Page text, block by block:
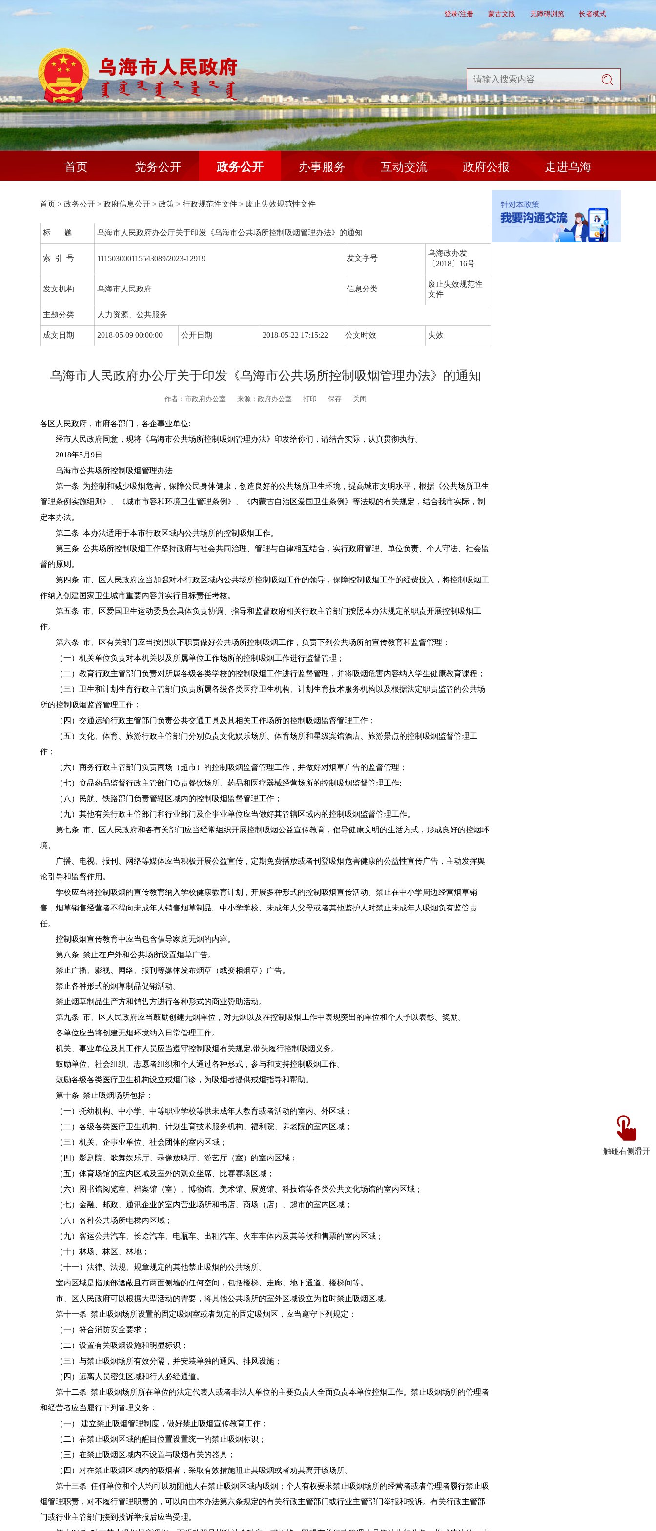
登录/注册 蒙古文版 无障碍浏览 长者模式
首页 党务公开 政务公开 办事服务 互动交流 政府公报 走进乌海
触碰右侧滑开
首页 > 政务公开 > 政府信息公开 > 政策 > 行政规范性文件 > 废止失效规范性文件
标 题 乌海市人民政府办公厅关于印发《乌海市公共场所控制吸烟管理办法》的通知
索 引 号 111503000115543089/2023-12919 发文字号
乌海政办发
〔2018〕16号
发文机构 乌海市人民政府 信息分类
废止失效规范性
文件
主题分类 人力资源、公共服务
成文日期 2018-05-09 00:00:00 公开日期 2018-05-22 17:15:22 公文时效 失效
乌海市人民政府办公厅关于印发《乌海市公共场所控制吸烟管理办法》的通知
作者：市政府办公室 来源：政府办公室 打印 保存 关闭
各区人民政府，市府各部门，各企事业单位:
经市人民政府同意，现将《乌海市公共场所控制吸烟管理办法》印发给你们，请结合实际，认真贯彻执行。
2018年5月9日
乌海市公共场所控制吸烟管理办法
第一条 为控制和减少吸烟危害，保障公民身体健康，创造良好的公共场所卫生环境，提高城市文明水平，根据《公共场所卫生
管理条例实施细则》、《城市市容和环境卫生管理条例》、《内蒙古自治区爱国卫生条例》等法规的有关规定，结合我市实际，制
定本办法。
第二条 本办法适用于本市行政区域内公共场所的控制吸烟工作。
第三条 公共场所控制吸烟工作坚持政府与社会共同治理、管理与自律相互结合，实行政府管理、单位负责、个人守法、社会监
督的原则。
第四条 市、区人民政府应当加强对本行政区域内公共场所控制吸烟工作的领导，保障控制吸烟工作的经费投入，将控制吸烟工
作纳入创建国家卫生城市重要内容并实行目标责任考核。
第五条 市、区爱国卫生运动委员会具体负责协调、指导和监督政府相关行政主管部门按照本办法规定的职责开展控制吸烟工
作。
第六条 市、区有关部门应当按照以下职责做好公共场所控制吸烟工作，负责下列公共场所的宣传教育和监督管理：
（一）机关单位负责对本机关以及所属单位工作场所的控制吸烟工作进行监督管理；
（二）教育行政主管部门负责对所属各级各类学校的控制吸烟工作进行监督管理，并将吸烟危害内容纳入学生健康教育课程；
（三）卫生和计划生育行政主管部门负责所属各级各类医疗卫生机构、计划生育技术服务机构以及根据法定职责监管的公共场
所的控制吸烟监督管理工作；
（四）交通运输行政主管部门负责公共交通工具及其相关工作场所的控制吸烟监督管理工作；
（五）文化、体育、旅游行政主管部门分别负责文化娱乐场所、体育场所和星级宾馆酒店、旅游景点的控制吸烟监督管理工
作；
（六）商务行政主管部门负责商场（超市）的控制吸烟监督管理工作，并做好对烟草广告的监督管理；
（七）食品药品监督行政主管部门负责餐饮场所、药品和医疗器械经营场所的控制吸烟监督管理工作;
（八）民航、铁路部门负责管辖区域内的控制吸烟监督管理工作；
（九）其他有关行政主管部门和行业部门及企事业单位应当做好其管辖区域内的控制吸烟监督管理工作。
第七条 市、区人民政府和各有关部门应当经常组织开展控制吸烟公益宣传教育，倡导健康文明的生活方式，形成良好的控烟环
境。
广播、电视、报刊、网络等媒体应当积极开展公益宣传，定期免费播放或者刊登吸烟危害健康的公益性宣传广告，主动发挥舆
论引导和监督作用。
学校应当将控制吸烟的宣传教育纳入学校健康教育计划，开展多种形式的控制吸烟宣传活动。禁止在中小学周边经营烟草销
售，烟草销售经营者不得向未成年人销售烟草制品。中小学学校、未成年人父母或者其他监护人对禁止未成年人吸烟负有监管责
任。
控制吸烟宣传教育中应当包含倡导家庭无烟的内容。
第八条 禁止在户外和公共场所设置烟草广告。
禁止广播、影视、网络、报刊等媒体发布烟草（或变相烟草）广告。
禁止各种形式的烟草制品促销活动。
禁止烟草制品生产方和销售方进行各种形式的商业赞助活动。
第九条 市、区人民政府应当鼓励创建无烟单位，对无烟以及在控制吸烟工作中表现突出的单位和个人予以表彰、奖励。
各单位应当将创建无烟环境纳入日常管理工作。
机关、事业单位及其工作人员应当遵守控制吸烟有关规定,带头履行控制吸烟义务。
鼓励单位、社会组织、志愿者组织和个人通过各种形式，参与和支持控制吸烟工作。
鼓励各级各类医疗卫生机构设立戒烟门诊，为吸烟者提供戒烟指导和帮助。
第十条 禁止吸烟场所包括：
（一）托幼机构、中小学、中等职业学校等供未成年人教育或者活动的室内、外区域；
（二）各级各类医疗卫生机构、计划生育技术服务机构、福利院、养老院的室内区域；
（三）机关、企事业单位、社会团体的室内区域；
（四）影剧院、歌舞娱乐厅、录像放映厅、游艺厅（室）的室内区域；
（五）体育场馆的室内区域及室外的观众坐席、比赛赛场区域；
（六）图书馆阅览室、档案馆（室）、博物馆、美术馆、展览馆、科技馆等各类公共文化场馆的室内区域；
（七）金融、邮政、通讯企业的室内营业场所和书店、商场（店）、超市的室内区域；
（八）各种公共场所电梯内区域；
（九）客运公共汽车、长途汽车、电瓶车、出租汽车、火车车体内及其等候和售票的室内区域；
（十）林场、林区、林地；
（十一）法律、法规、规章规定的其他禁止吸烟的公共场所。
室内区域是指顶部遮蔽且有两面侧墙的任何空间，包括楼梯、走廊、地下通道、楼梯间等。
市、区人民政府可以根据大型活动的需要，将其他公共场所的室外区域设立为临时禁止吸烟区域。
第十一条 禁止吸烟场所设置的固定吸烟室或者划定的固定吸烟区，应当遵守下列规定：
（一）符合消防安全要求；
（二）设置有关吸烟设施和明显标识；
（三）与禁止吸烟场所有效分隔，并安装单独的通风、排风设施；
（四）远离人员密集区域和行人必经通道。
第十二条 禁止吸烟场所所在单位的法定代表人或者非法人单位的主要负责人全面负责本单位控烟工作。禁止吸烟场所的管理者
和经营者应当履行下列管理义务：
（一） 建立禁止吸烟管理制度，做好禁止吸烟宣传教育工作；
（二）在禁止吸烟区域的醒目位置设置统一的禁止吸烟标识；
（三）在禁止吸烟区域内不设置与吸烟有关的器具；
（四）对在禁止吸烟区域内的吸烟者，采取有效措施阻止其吸烟或者劝其离开该场所。
第十三条 任何单位和个人均可以劝阻他人在禁止吸烟区域内吸烟；个人有权要求禁止吸烟场所的经营者或者管理者履行禁止吸
烟管理职责，对不履行管理职责的，可以向由本办法第六条规定的有关行政主管部门或行业主管部门举报和投诉。有关行政主管部
门或行业主管部门接到投诉举报后应当受理。